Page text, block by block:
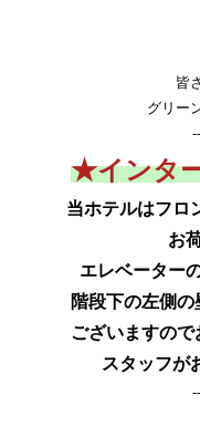
皆
グリー
​★インタ
当ホテルはフロ
お
エレベーター
階段下の左側
ございますので
スタッフが